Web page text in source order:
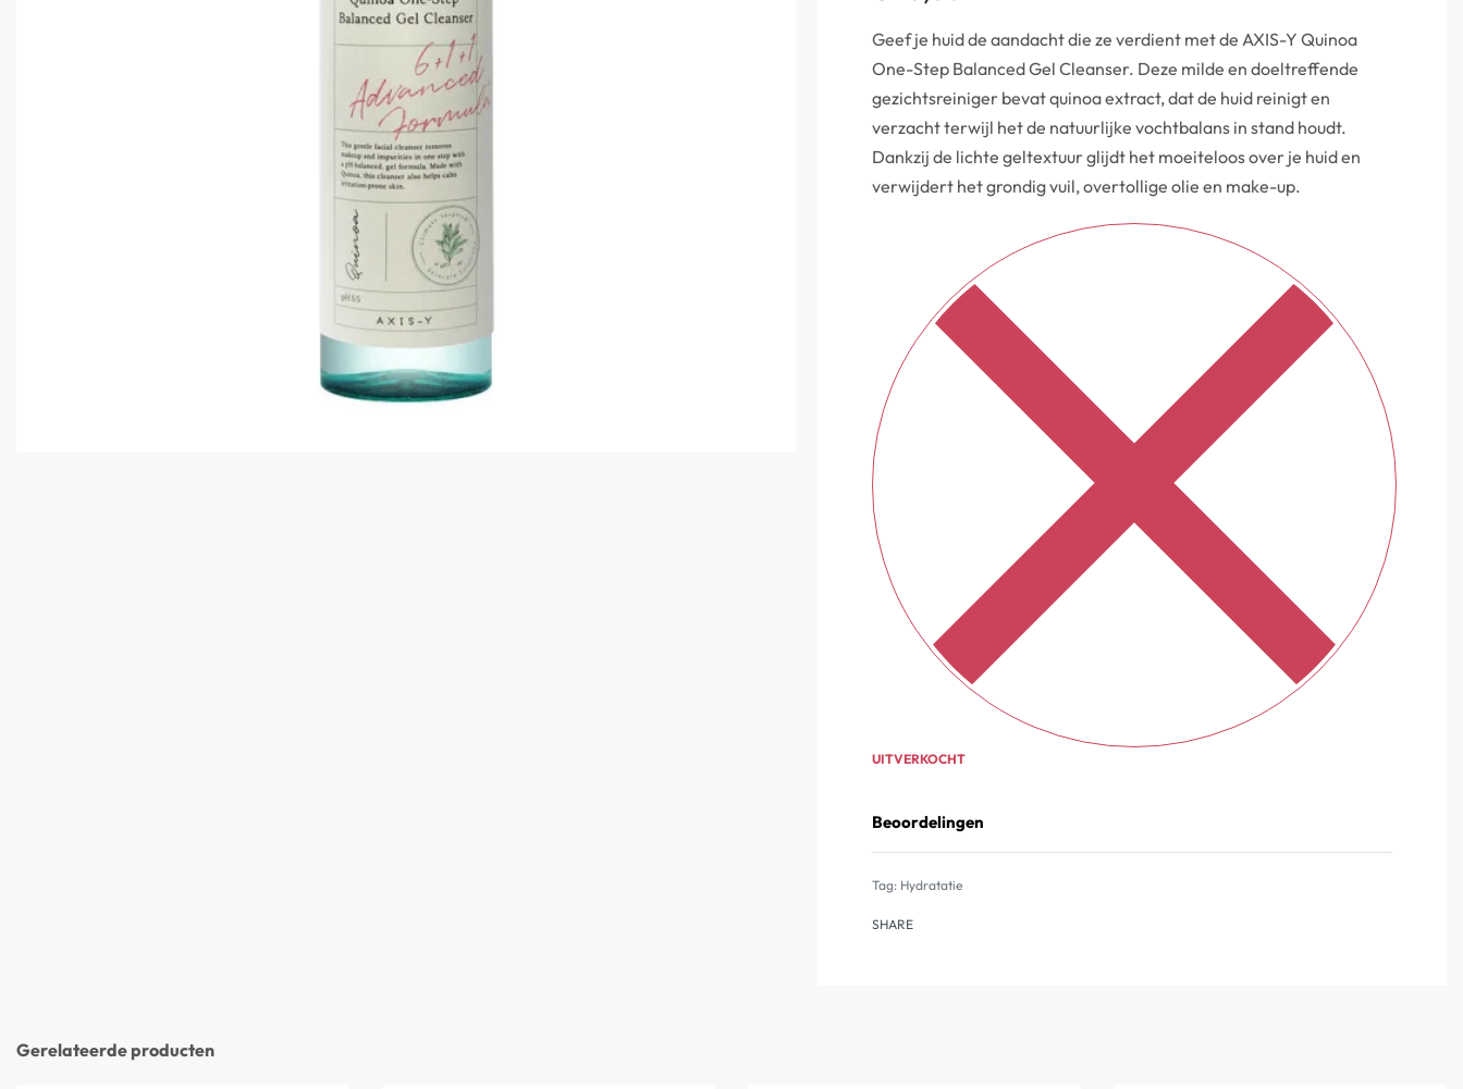
Geef je huid de aandacht die ze verdient met de AXIS-Y Quinoa
One-Step Balanced Gel Cleanser. Deze milde en doeltreffende
gezichtsreiniger bevat quinoa extract, dat de huid reinigt en
verzacht terwijl het de natuurlijke vochtbalans in stand houdt.
Dankzij de lichte geltextuur glijdt het moeiteloos over je huid en
verwijdert het grondig vuil, overtollige olie en make-up.
UITVERKOCHT
Beoordelingen
Tag: Hydratatie
SHARE
Gerelateerde producten